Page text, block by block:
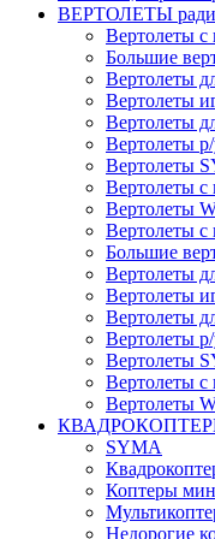
ВЕРТОЛЕТЫ
Вертолеты с
Большие
Вертолеты
Вертолеты
Вертолеты
Вертолеты
Вертолеты
Вертолеты с
Вертолеты
Вертолеты с
Большие
Вертолеты
Вертолеты
Вертолеты
Вертолеты
Вертолеты
Вертолеты с
Вертолеты
КВАДРОКОПТЕРЫ
SYMA
Коптеры
Недорогие